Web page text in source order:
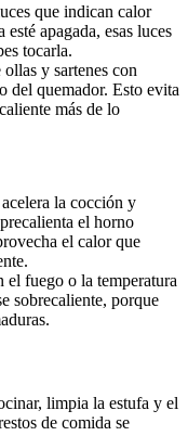
que indican calor
apagada, esas luces
tocarla.
y sartenes con
del quemador. Esto evita
más de lo
la cocción y
el horno
el calor que
el fuego o la temperatura
sobrecaliente, porque
limpia la estufa y el
de comida se